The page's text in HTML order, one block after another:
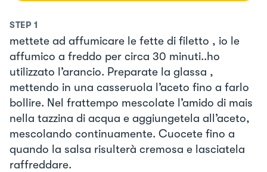
STEP 1
mettete ad affumicare le fette di filetto , io le
affumico a freddo per circa 30 minuti..ho
utilizzato l’arancio. Preparate la glassa ,
mettendo in una casseruola l’aceto fino a farlo
bollire. Nel frattempo mescolate l’amido di mais
nella tazzina di acqua e aggiungetela all’aceto,
mescolando continuamente. Cuocete fino a
quando la salsa risulterà cremosa e lasciatela
raffreddare.